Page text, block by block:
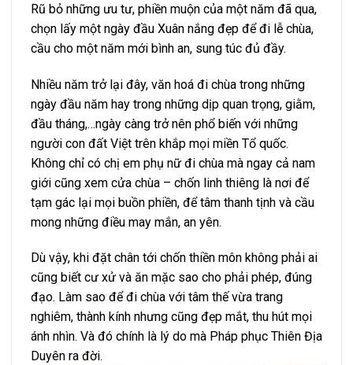
Rũ bỏ những ưu tư, phiền muộn của một năm đã qua,
chọn lấy một ngày đầu Xuân nắng đẹp để đi lễ chùa,
cầu cho một năm mới bình an, sung túc đủ đầy.
Nhiều năm trở lại đây, văn hoá đi chùa trong những
ngày đầu năm hay trong những dịp quan trọng, giằm,
đầu tháng,…ngày càng trở nên phổ biến với những
người con đất Việt trên khắp mọi miền Tổ quốc.
Không chỉ có chị em phụ nữ đi chùa mà ngay cả nam
giới cũng xem cửa chùa – chốn linh thiêng là nơi để
tạm gác lại mọi buồn phiền, để tâm thanh tịnh và cầu
mong những điều may mắn, an yên.
Dù vậy, khi đặt chân tới chốn thiền môn không phải ai
cũng biết cư xử và ăn mặc sao cho phải phép, đúng
đạo. Làm sao để đi chùa với tâm thế vừa trang
nghiêm, thành kính nhưng cũng đẹp mắt, thu hút mọi
ánh nhìn. Và đó chính là lý do mà Pháp phục Thiên Địa
Duyên ra đời.